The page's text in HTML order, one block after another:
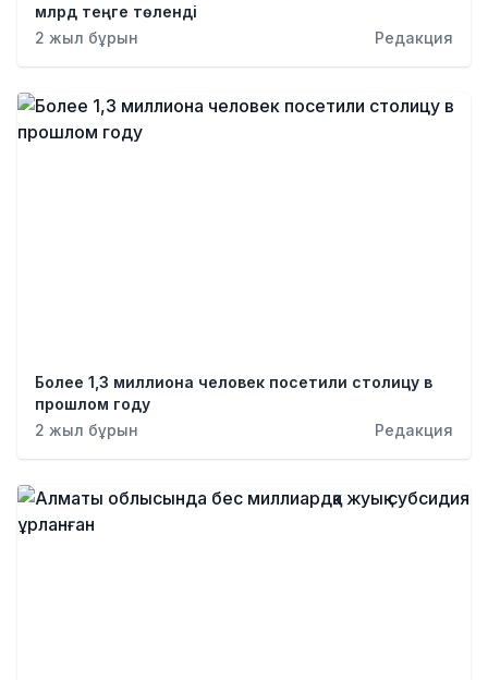
млрд теңге төленді
2 жыл бұрын
Редакция
Более 1,3 миллиона человек посетили столицу в
прошлом году
2 жыл бұрын
Редакция